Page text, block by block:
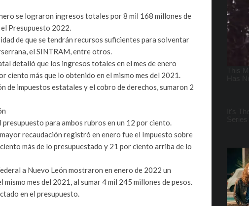
se lograron ingresos totales por 8 mil 168 millones de
Presupuesto 2022.
de que se tendrán recursos suficientes para solventar
el SINTRAM, entre otros.
detalló que los ingresos totales en el mes de enero
ciento más que lo obtenido en el mismo mes del 2021.
de impuestos estatales y el cobro de derechos, sumaron 2
para ambos rubros en un 12 por ciento.
recaudación registró en enero fue el Impuesto sobre
más de lo presupuestado y 21 por ciento arriba de lo
a Nuevo León mostraron en enero de 2022 un
mes del 2021, al sumar 4 mil 245 millones de pesos.
en el presupuesto.